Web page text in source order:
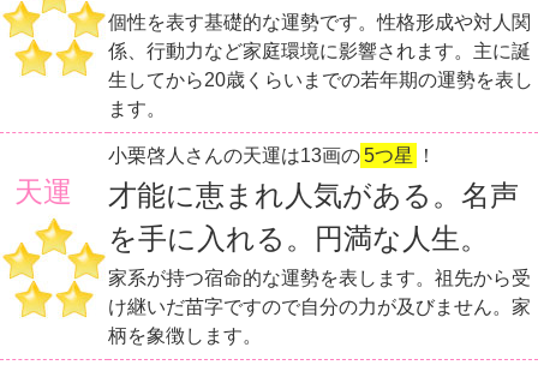
個性を表す基礎的な運勢です。性格形成や対人関
係、行動力など家庭環境に影響されます。主に誕
生してから20歳くらいまでの若年期の運勢を表し
ます。
天運
小栗啓人さんの天運は13画の5つ星 ！
才能に恵まれ人気がある。名声
を手に入れる。円満な人生。
家系が持つ宿命的な運勢を表します。祖先から受
け継いだ苗字ですので自分の力が及びません。家
柄を象徴します。